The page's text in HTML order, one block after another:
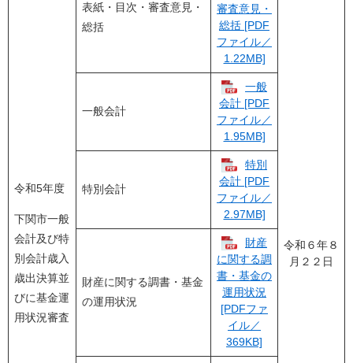
令和5年度
下関市一般
会計及び特
別会計歳入
歳出決算並
びに基金運
用状況審査
表紙・目次・審査意見・
総括
審査意見・
総括 [PDF
ファイル／
1.22MB]
令和６年８
月２２日
一般会計
一般
会計 [PDF
ファイル／
1.95MB]
特別会計
特別
会計 [PDF
ファイル／
2.97MB]
財産に関する調書・基金
の運用状況
財産
に関する調
書・基金の
運用状況
[PDFファ
イル／
369KB]